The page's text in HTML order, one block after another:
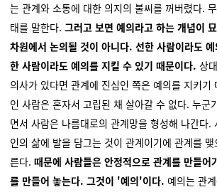
는 관계와 소통에 대한 의지의 불씨를 꺼버렸다.
태를 말한다. 그러고 보면 예의라고 하는 개념이
차원에서 논의될 것이 아니다. 선한 사람이라도
한 사람이라도 예의를 지킬 수 있기 때문이다. 상
의사가 있다면 관계에 진심인 쪽은 예의를 지키기
인 사람은 혼자서 고립된 채 살아갈 수 없다. 누군
면서 사람은 나름대로의 관계망을 형성해 나간다.
인의 삶에 발을 담그는 것이 관계이기에 관계를
른다. 때문에 사람들은 안정적으로 관계를 만들어
를 만들어 놓는다. 그것이 '예의'이다. 예의는 관